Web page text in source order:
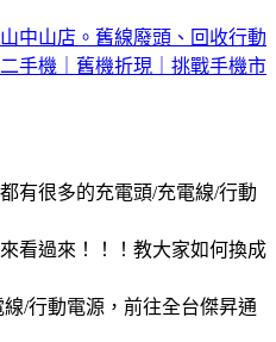
中山店。舊線廢頭、回收行動
手機｜舊機折現｜挑戰手機市
有很多的充電頭/充電線/行動
看過來！！！教大家如何換成
/行動電源，前往全台傑昇通